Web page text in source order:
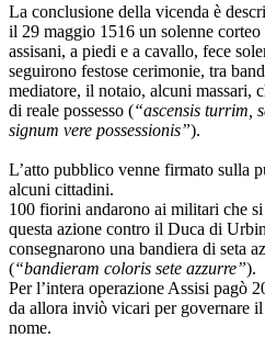
La conclusione della vicenda è
il 29 maggio 1516 un solenne
assisani, a piedi e a cavallo, fece
seguirono festose cerimonie, tra
mediatore, il notaio, alcuni massari,
di reale possesso (“ascensis turrim,
signum vere possessionis”).
L’atto pubblico venne firmato sulla
alcuni cittadini.
100 fiorini andarono ai militari che
questa azione contro il Duca di
consegnarono una bandiera di seta
(“bandieram coloris sete azzurre”).
Per l’intera operazione Assisi pagò
da allora inviò vicari per governare
nome.